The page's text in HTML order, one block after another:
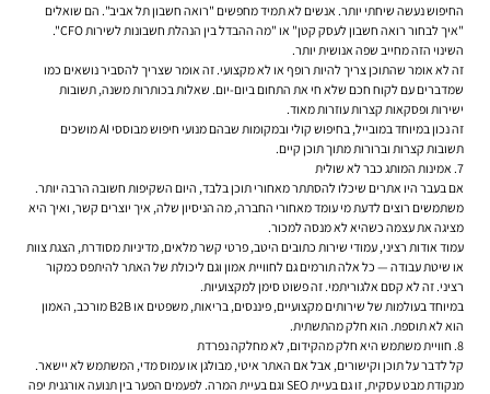
החיפוש נעשה שיחתי יותר. אנשים לא תמיד מחפשים "רואה חשבון תל אביב". הם שואלים
"איך לבחור רואה חשבון לעסק קטן" או "מה ההבדל בין הנהלת חשבונות לשירות CFO".
השינוי הזה מחייב שפה אנושית יותר.
זה לא אומר שהתוכן צריך להיות רופף או לא מקצועי. זה אומר שצריך להסביר נושאים כמו
שמדברים עם לקוח חכם שלא חי את התחום ביום-יום. שאלות בכותרות משנה, תשובות
ישירות ופסקאות קצרות עוזרות מאוד.
זה נכון במיוחד במובייל, בחיפוש קולי ובמקומות שבהם מנועי חיפוש מבוססי AI מושכים
תשובות קצרות וברורות מתוך תוכן קיים.
7. אמינות המותג כבר לא שולית
אם בעבר היו אתרים שיכלו להסתתר מאחורי תוכן בלבד, היום השקיפות חשובה הרבה יותר.
משתמשים רוצים לדעת מי עומד מאחורי החברה, מה הניסיון שלה, איך יוצרים קשר, ואיך היא
מציגה את עצמה כשהיא לא מנסה למכור.
עמוד אודות רציני, עמודי שירות כתובים היטב, פרטי קשר מלאים, מדיניות מסודרת, הצגת צוות
או שיטת עבודה — כל אלה תורמים גם לחוויית אמון וגם ליכולת של האתר להיתפס כמקור
רציני. זה לא קסם אלגוריתמי. זה פשוט סימן למקצועיות.
במיוחד בעולמות של שירותים מקצועיים, פיננסים, בריאות, משפטים או B2B מורכב, האמון
הוא לא תוספת. הוא חלק מהתשתית.
8. חוויית משתמש היא חלק מהקידום, לא מחלקה נפרדת
קל לדבר על תוכן וקישורים, אבל אם האתר איטי, מבולגן או עמוס מדי, המשתמש לא יישאר.
מנקודת מבט עסקית, זו גם בעיית SEO וגם בעיית המרה. לפעמים הפער בין תנועה אורגנית יפה